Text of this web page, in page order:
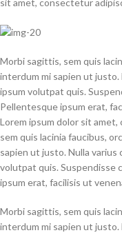
sit amet, consectetur
Morbi sagittis, sem quis
interdum mi sapien ut justo.
ipsum volutpat quis.
Pellentesque ipsum erat,
Lorem ipsum dolor sit
sem quis lacinia faucibus,
sapien ut justo. Nulla varius
volutpat quis. Suspendisse
ipsum erat, facilisis ut
Morbi sagittis, sem quis
interdum mi sapien ut justo.